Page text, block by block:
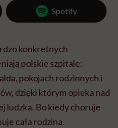
Spotify
konkretnych
polskie szpitale:
pokojach rodzinnych i
dzięki którym opieka nad
ludzka. Bo kiedy choruje
cała rodzina.